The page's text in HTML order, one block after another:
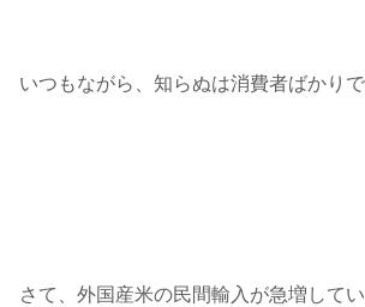
いつもながら、知らぬは消費者ばかりで
さて、外国産米の民間輸入が急増して